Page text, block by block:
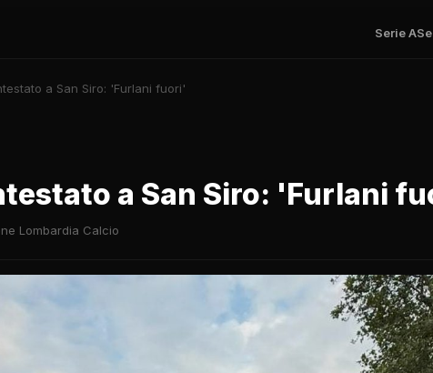
Serie A
a San Siro: 'Furlani fuori'
a San Siro: 'Furlani
Lombardia Calcio